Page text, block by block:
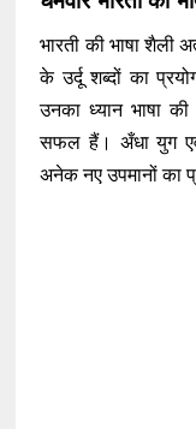
भारती की भाषा
के उर्दू शब्दों का
उनका ध्यान भाषा
सफल हैं। अँधा युग एवं
अनेक नए उपमानों का